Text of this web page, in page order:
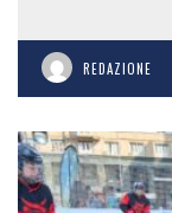
REDAZIONE